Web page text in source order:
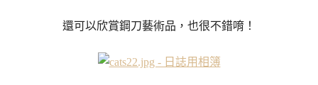
還可以欣賞鋼刀藝術品，也很不錯唷！